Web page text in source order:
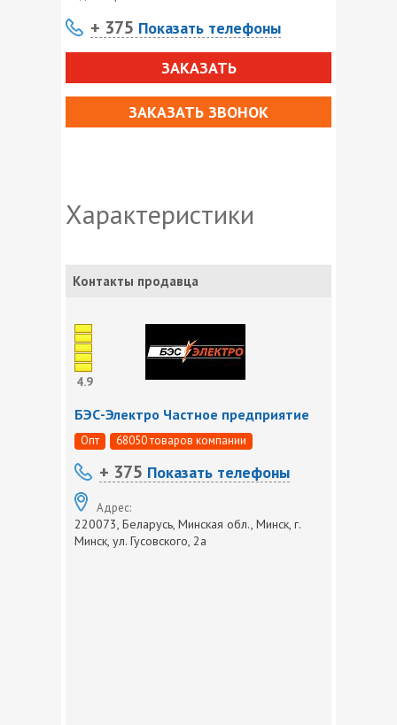
+ 375 Показать телефоны
ЗАКАЗАТЬ
ЗАКАЗАТЬ ЗВОНОК
Характеристики
Контакты продавца
4.9
БЭС-Электро Частное предприятие
Опт 68050 товаров компании
+ 375 Показать телефоны
Адрес:
220073, Беларусь, Минская обл., Минск, г.
Минск, ул. Гусовского, 2а